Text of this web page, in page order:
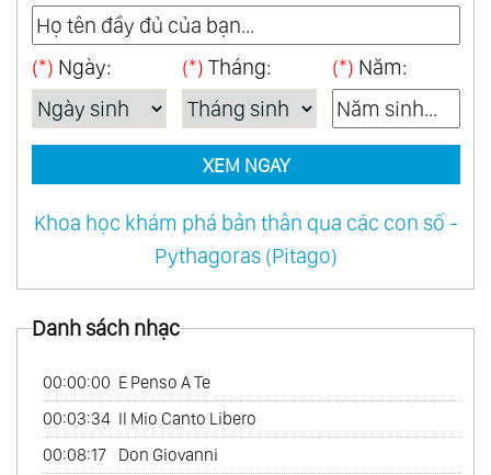
46.When A Man Loves A Woman
47.Amour Pour Amour
48.Japon Mon Amour
49.Two Together
One World Of Music
51.
Reveries Vol.1
Love Follow Us
54. Mexico Con Amor
56.Tango
57.Les Rendez - Vous Du Hasard
58.My Bossa Nova Favorites
(*) Ngày: (*) Tháng: (*) Năm:
XEM NGAY
Khoa học khám phá bản thân qua các con số -
Pythagoras (Pitago)
Danh sách nhạc
00:00:00 E Penso A Te
00:03:34 Il Mio Canto Libero
00:08:17
Don Giovanni